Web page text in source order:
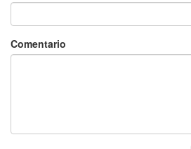
Comentario